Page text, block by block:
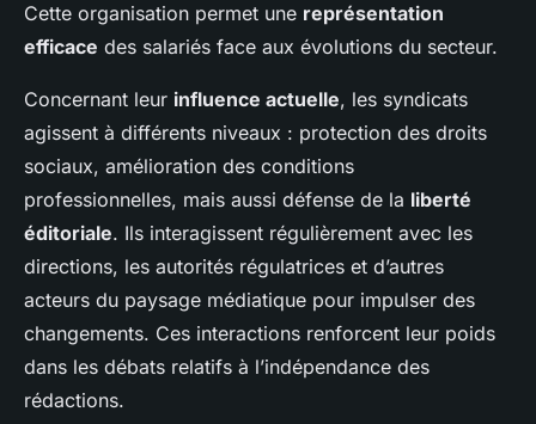
Cette organisation permet une représentation
efficace des salariés face aux évolutions du secteur.
Concernant leur influence actuelle, les syndicats
agissent à différents niveaux : protection des droits
sociaux, amélioration des conditions
professionnelles, mais aussi défense de la liberté
éditoriale. Ils interagissent régulièrement avec les
directions, les autorités régulatrices et d’autres
acteurs du paysage médiatique pour impulser des
changements. Ces interactions renforcent leur poids
dans les débats relatifs à l’indépendance des
rédactions.